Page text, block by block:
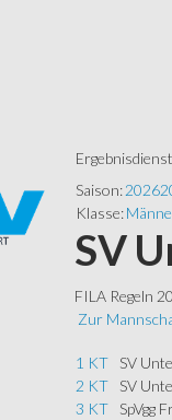
Ergebnisdienst
Saison: 2026
Klasse:
SV
FILA Regeln
Zur
1 KT SV
2 KT
SV
3 KT
SpVgg